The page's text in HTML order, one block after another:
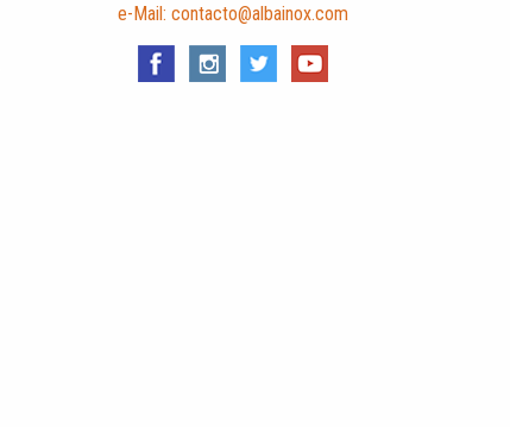
e-Mail: contacto@albainox.com